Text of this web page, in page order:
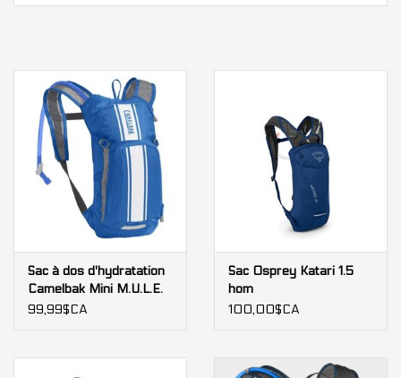
Bases et équipements
d'entrainement intérieur
Gift cards
Sac à dos d'hydratation
Camelbak Mini M.U.L.E.
99,99$CA
Sac Osprey Katari 1.5
hom
100,00$CA